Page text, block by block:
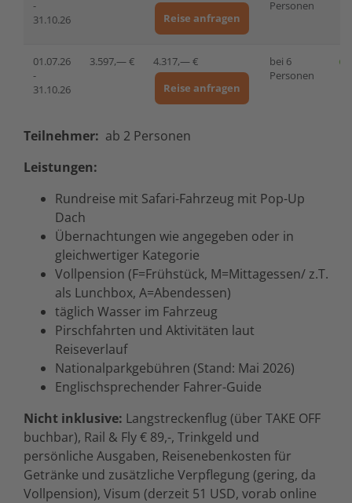
-
31.10.26
Reise anfragen
Personen
01.07.26
-
31.10.26
3.597,— €
4.317,— €
Reise anfragen
bei 6
Personen
Teilnehmer: ab 2 Personen
Leistungen:
Rundreise mit Safari-Fahrzeug mit Pop-Up
Dach
Übernachtungen wie angegeben oder in
gleichwertiger Kategorie
Vollpension (F=Frühstück, M=Mittagessen/ z.T.
als Lunchbox, A=Abendessen)
täglich Wasser im Fahrzeug
Pirschfahrten und Aktivitäten laut
Reiseverlauf
Nationalparkgebühren (Stand: Mai 2026)
Englischsprechender Fahrer-Guide
Nicht inklusive: Langstreckenflug (über TAKE OFF
buchbar), Rail & Fly € 89,-, Trinkgeld und
persönliche Ausgaben, Reisenebenkosten für
Getränke und zusätzliche Verpflegung (gering, da
Vollpension), Visum (derzeit 51 USD, vorab online